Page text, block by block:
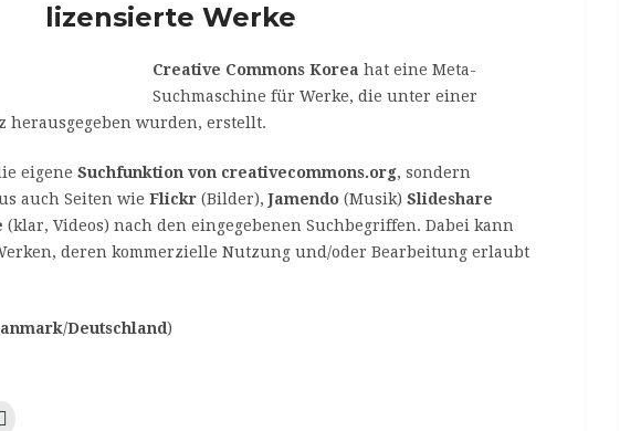
lizensierte Werke
Creative Commons Korea hat eine Meta-
Suchmaschine für Werke, die unter einer
herausgegeben wurden, erstellt.
eigene Suchfunktion von creativecommons.org, sondern
auch Seiten wie Flickr(Bilder),Jamendo(Musik) Slideshare
(klar, Videos) nach den eingegebenen Suchbegriffen. Dabei kann
deren kommerzielle Nutzung und/oder Bearbeitung erlaubt
/Deutschland)